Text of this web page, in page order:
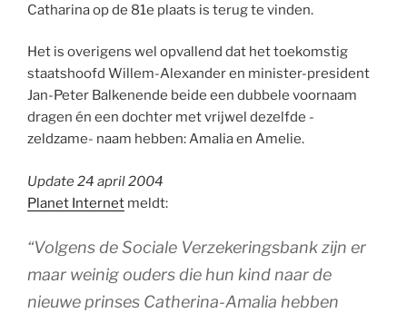
Catharina op de 81e plaats is terug te vinden.
Het is overigens wel opvallend dat het toekomstig
staatshoofd Willem-Alexander en minister-president
Jan-Peter Balkenende beide een dubbele voornaam
dragen én een dochter met vrijwel dezelfde -
zeldzame- naam hebben: Amalia en Amelie.
Update 24 april 2004
Planet Internet meldt:
“Volgens de Sociale Verzekeringsbank zijn er
maar weinig ouders die hun kind naar de
nieuwe prinses Catherina-Amalia hebben